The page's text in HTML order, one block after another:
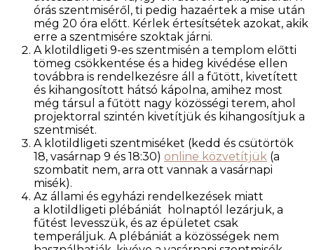
órás szentmiséről, ti pedig hazaértek a mise után
még 20 óra előtt. Kérlek értesítsétek azokat, akik
erre a szentmisére szoktak járni.
A klotildligeti 9-es szentmisén a templom előtti
tömeg csökkentése és a hideg kivédése ellen
továbbra is rendelkezésre áll a fűtött, kivetített
és kihangosított hátsó kápolna, amihez most
még társul a fűtött nagy közösségi terem, ahol
projektorral szintén kivetítjük és kihangosítjuk a
szentmisét.
A klotildligeti szentmiséket (kedd és csütörtök
18, vasárnap 9 és 18:30) online közvetítjük (a
szombatit nem, arra ott vannak a vasárnapi
misék).
Az állami és egyházi rendelkezések miatt
a klotildligeti plébániát holnaptól lezárjuk, a
fűtést levesszük, és az épületet csak
temperáljuk. A plébániát a közösségek nem